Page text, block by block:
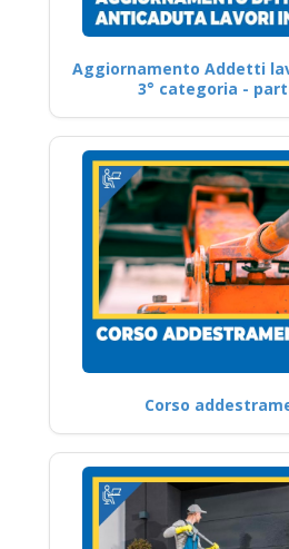
Aggiornamento Addetti
3° categoria -
Corso